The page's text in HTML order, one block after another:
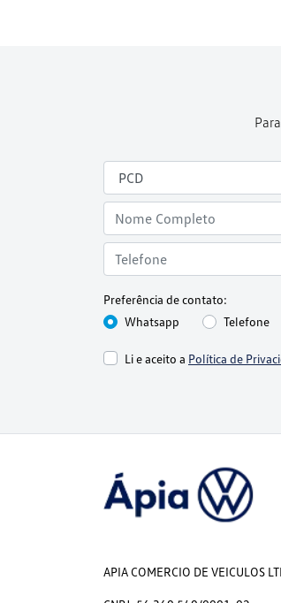
Preferência de contato:
Whatsapp
Telefone
Li e aceito a Política de
APIA COMERCIO DE VEICULOS